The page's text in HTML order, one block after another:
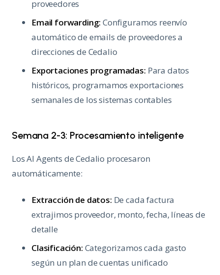
proveedores
Email forwarding: Configuramos reenvío
automático de emails de proveedores a
direcciones de Cedalio
Exportaciones programadas: Para datos
históricos, programamos exportaciones
semanales de los sistemas contables
Semana 2-3: Procesamiento inteligente
Los AI Agents de Cedalio procesaron
automáticamente:
Extracción de datos: De cada factura
extrajimos proveedor, monto, fecha, líneas de
detalle
Clasificación: Categorizamos cada gasto
según un plan de cuentas unificado